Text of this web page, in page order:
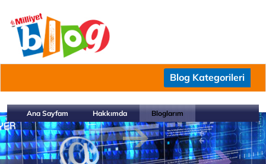
Blog Kategorileri
Ana Sayfam Hakkımda Bloglarım